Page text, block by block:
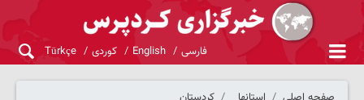
فارسی English کوردی Türkçe